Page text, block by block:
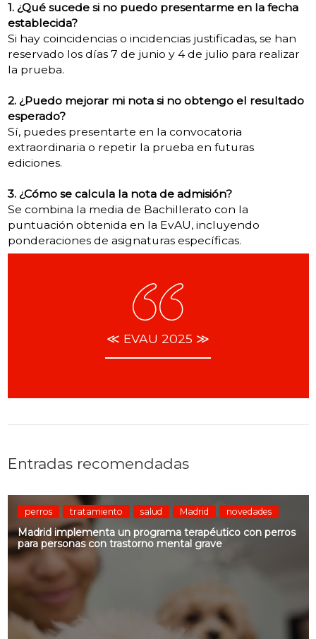
1. ¿Qué sucede si no puedo presentarme en la fecha
establecida?
Si hay coincidencias o incidencias justificadas, se han
reservado los días 7 de junio y 4 de julio para realizar
la prueba.
2. ¿Puedo mejorar mi nota si no obtengo el resultado
esperado?
Sí, puedes presentarte en la convocatoria
extraordinaria o repetir la prueba en futuras
ediciones.
3. ¿Cómo se calcula la nota de admisión?
Se combina la media de Bachillerato con la
puntuación obtenida en la EvAU, incluyendo
ponderaciones de asignaturas específicas.
≪ EVAU 2025 ≫
Entradas recomendadas
perros tratamiento salud Madrid novedades
Madrid implementa un programa terapéutico con perros
para personas con trastorno mental grave